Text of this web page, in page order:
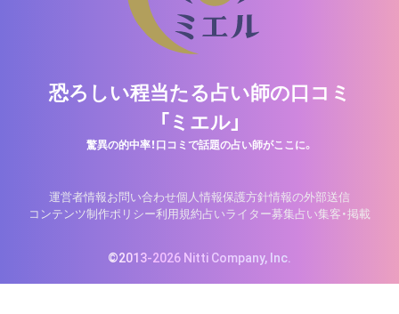
恐ろしい程当たる占い師の口コミ
「ミエル」
驚異の的中率！口コミで話題の占い師がここに。
運営者情報お問い合わせ個人情報保護方針情報の外部送信
コンテンツ制作ポリシー利用規約占いライター募集占い集客・掲載
©2013-2026 Nitti Company, Inc.